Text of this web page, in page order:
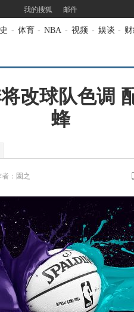
我的搜狐 邮件
- 体育 - NBA - 视频 - 娱谈 -
改球队色调
蜂
者：園之